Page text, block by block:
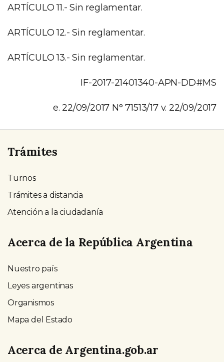
ARTÍCULO 11.- Sin reglamentar.
ARTÍCULO 12.- Sin reglamentar.
ARTÍCULO 13.- Sin reglamentar.
IF-2017-21401340-APN-DD#MS
e. 22/09/2017 N° 71513/17 v. 22/09/2017
Trámites
Turnos
Trámites a distancia
Atención a la ciudadanía
Acerca de la República Argentina
Nuestro país
Leyes argentinas
Organismos
Mapa del Estado
Acerca de Argentina.gob.ar